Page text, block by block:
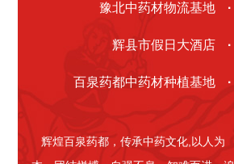
豫北中药材物流基地 ·
辉县市假日大酒店 ·
百泉药都中药材种植基地 ·
辉煌百泉药都，传承中药文化,以人为